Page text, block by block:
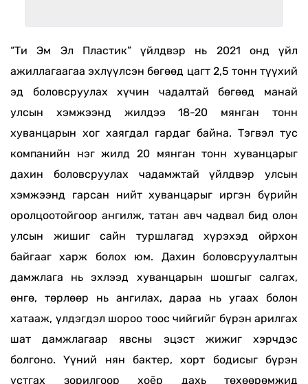
“Ти Эм Эл Пластик” үйлдвэр нь 2021 онд үйл
ажиллагаагаа эхлүүлсэн бөгөөд цагт 2,5 тонн түүхий
эд боловсруулах хүчин чадалтай бөгөөд манай
улсын хэмжээнд жилдээ 18-20 мянган тонн
хуванцарын хог хаягдал гардаг байна. Тэгвэл тус
компанийн нэг жилд 20 мянган тонн хуванцарыг
дахин боловсруулах чадамжтай үйлдвэр улсын
хэмжээнд гарсан нийт хуванцарыг иргэн бүрийн
оролцоотойгоор ангилж, татан авч чадвал бид олон
улсын жишиг сайн туршлагад хүрэхэд ойрхон
байгааг харж болох юм. Дахин боловсруулалтын
дамжлага нь эхлээд хуванцарын шошгыг салгах,
өнгө, төрлөөр нь ангилах, дараа нь угаах болон
хатааж, үлдэгдэл шороо тоос чийгийг бүрэн арилгах
шат дамжлагаар явсны эцэст жижиг хэрчдэс
болгоно. Үүний нян бактер, хорт бодисыг бүрэн
устгах зорилгоор хоёр дахь төхөөрөмжид